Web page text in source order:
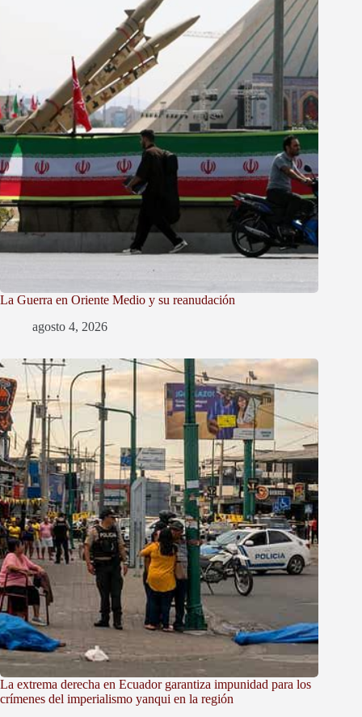
La Guerra en Oriente Medio y su reanudación
agosto 4, 2026
La extrema derecha en Ecuador garantiza impunidad para los
crímenes del imperialismo yanqui en la región